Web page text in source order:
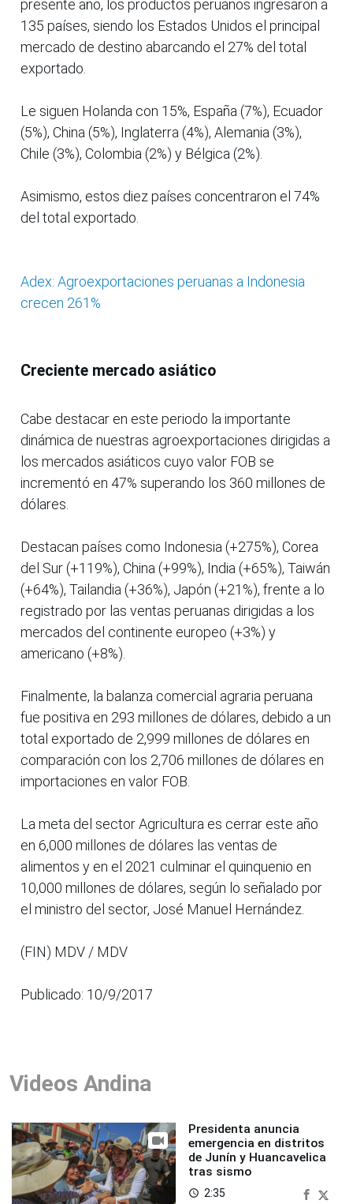
presente año, los productos peruanos ingresaron a
135 países, siendo los Estados Unidos el principal
mercado de destino abarcando el 27% del total
exportado.
Le siguen Holanda con 15%, España (7%), Ecuador
(5%), China (5%), Inglaterra (4%), Alemania (3%),
Chile (3%), Colombia (2%) y Bélgica (2%).
Asimismo, estos diez países concentraron el 74%
del total exportado.
Adex: Agroexportaciones peruanas a Indonesia
crecen 261%
Creciente mercado asiático
Cabe destacar en este periodo la importante
dinámica de nuestras agroexportaciones dirigidas a
los mercados asiáticos cuyo valor FOB se
incrementó en 47% superando los 360 millones de
dólares.
Destacan países como Indonesia (+275%), Corea
del Sur (+119%), China (+99%), India (+65%), Taiwán
(+64%), Tailandia (+36%), Japón (+21%), frente a lo
registrado por las ventas peruanas dirigidas a los
mercados del continente europeo (+3%) y
americano (+8%).
Finalmente, la balanza comercial agraria peruana
fue positiva en 293 millones de dólares, debido a un
total exportado de 2,999 millones de dólares en
comparación con los 2,706 millones de dólares en
importaciones en valor FOB.
La meta del sector Agricultura es cerrar este año
en 6,000 millones de dólares las ventas de
alimentos y en el 2021 culminar el quinquenio en
10,000 millones de dólares, según lo señalado por
el ministro del sector, José Manuel Hernández.
(FIN) MDV / MDV
Publicado: 10/9/2017
Videos Andina
Presidenta anuncia
emergencia en distritos
de Junín y Huancavelica
tras sismo
access_time 2:35